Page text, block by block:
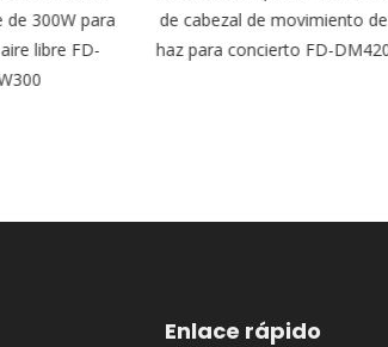
300W para
libre FD-
de cabezal de movimiento de
haz para concierto FD-DM420
Enlace rápido